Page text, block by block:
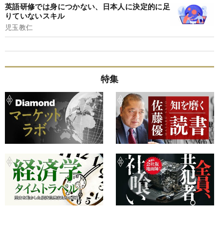
英語研修では身につかない、日本人に決定的に足
りていないスキル
児玉教仁
特集